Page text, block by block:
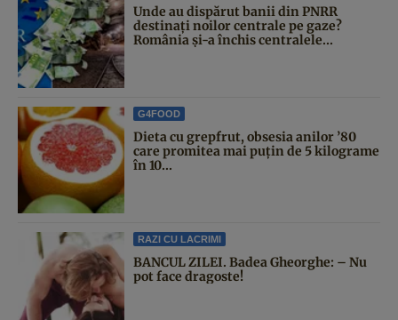
Unde au dispărut banii din PNRR
destinați noilor centrale pe gaze?
România și-a închis centralele...
G4FOOD
Dieta cu grepfrut, obsesia anilor ’80
care promitea mai puțin de 5 kilograme
în 10...
RAZI CU LACRIMI
BANCUL ZILEI. Badea Gheorghe: – Nu
pot face dragoste!